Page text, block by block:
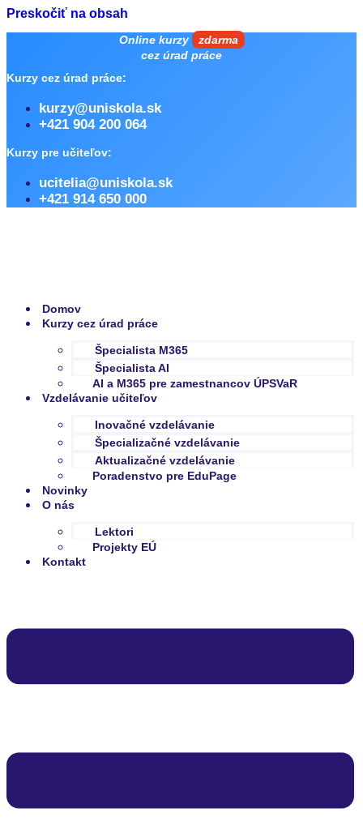
Preskočiť na obsah
Online kurzy
zdarma
cez úrad práce
Kurzy cez úrad práce:
kurzy@uniskola.sk
+421 904 200 064
Kurzy pre učiteľov:
ucitelia@uniskola.sk
+421 914 650 000
Domov
Kurzy cez úrad práce
Špecialista M365
Špecialista AI
AI a M365 pre zamestnancov ÚPSVaR
Vzdelávanie učiteľov
Inovačné vzdelávanie
Špecializačné vzdelávanie
Aktualizačné vzdelávanie
Poradenstvo pre EduPage
Novinky
O nás
Lektori
Projekty EÚ
Kontakt